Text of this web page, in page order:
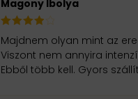
Magony Ibolya
Majdnem olyan mint az
Viszont nem annyira
Ebből több kell. Gyors